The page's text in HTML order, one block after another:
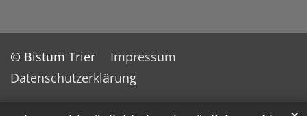
© Bistum Trier
Impressum
Datenschutzerklärung